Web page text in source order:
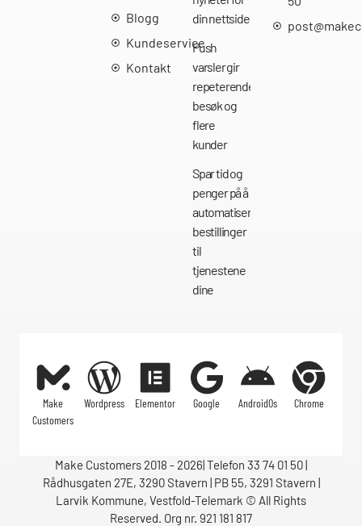
Blogg
Kundeservice
Kontakt
din nettside
Push
varsler gir
repeterende
besøk og
flere
kunder
Spar tid og
penger på å
automatisere
bestillinger
til
tjenestene
dine
Make
Customers
Wordpress Elementor Google AndroidOs Chrome
Make Customers 2018 - 2026| Telefon 33 74 01 50 |
Rådhusgaten 27E, 3290 Stavern | PB 55, 3291 Stavern |
Larvik Kommune, Vestfold-Telemark © All Rights
Reserved. Org nr. 921 181 817